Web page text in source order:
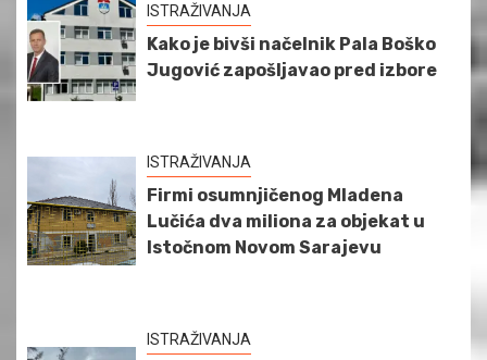
ISTRAŽIVANJA
Kako je bivši načelnik Pala Boško
Jugović zapošljavao pred izbore
ISTRAŽIVANJA
Firmi osumnjičenog Mladena
Lučića dva miliona za objekat u
Istočnom Novom Sarajevu
ISTRAŽIVANJA